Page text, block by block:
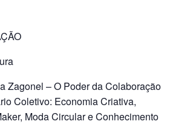
Zagonel – O Poder da Colaboração
Coletivo: Economia Criativa,
Moda Circular e Conhecimento